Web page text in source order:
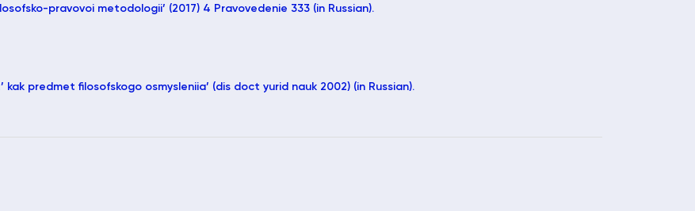
pravovoi metodologii’ (2017) 4 Pravovedenie 333 (in Russian).
kak predmet filosofskogo osmysleniia’ (dis doct yurid nauk 2002) (in Russian).